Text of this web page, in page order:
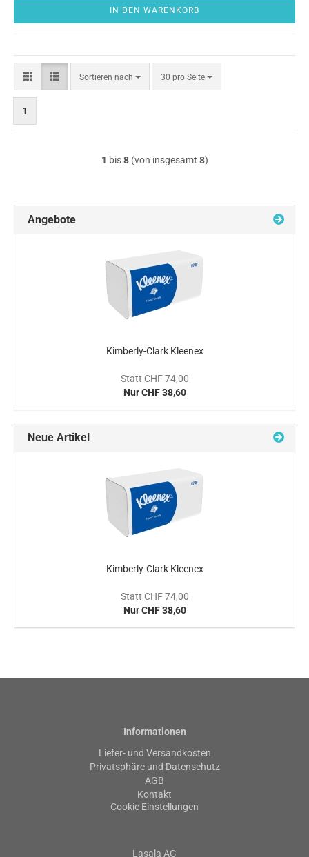
IN DEN WARENKORB
Sortieren nach
Sortieren
nach
30 pro Seite
pro Seite
1
1 bis8(von insgesamt 8)
Angebote
Kimberly-Clark Kleenex
Statt CHF 74,00
Nur CHF 38,60
Neue Artikel
Kimberly-Clark Kleenex
Statt CHF 74,00
Nur CHF 38,60
Informationen
Liefer- und Versandkosten
Privatsphäre und Datenschutz
AGB
Kontakt
Cookie Einstellungen
Lasala AG